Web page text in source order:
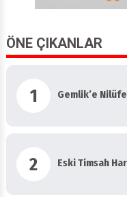
ÖNE ÇIKANLAR
1 Gemlik’e
2 Eski Timsah